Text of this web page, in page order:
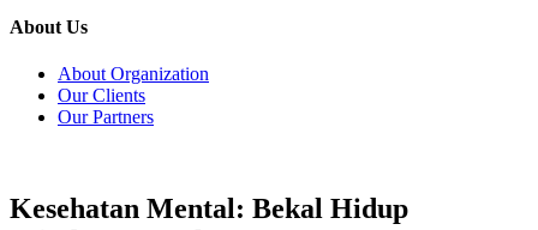
About Us
About Organization
Our Clients
Our Partners
Kesehatan Mental: Bekal Hidup